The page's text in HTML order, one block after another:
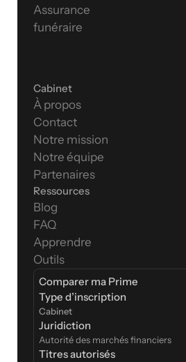
Assurance
funéraire
Cabinet
À propos
Contact
Notre mission
Notre équipe
Partenaires
Ressources
Blog
FAQ
Apprendre
Outils
Comparer ma Prime
Type d’inscription
Cabinet
Juridiction
Autorité des marchés financiers
Titres autorisés